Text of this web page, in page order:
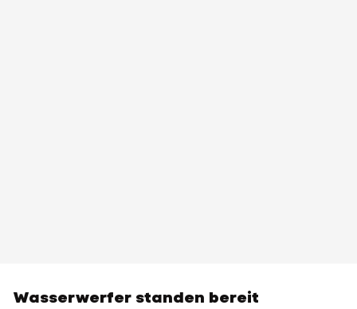
Wasserwerfer standen bereit